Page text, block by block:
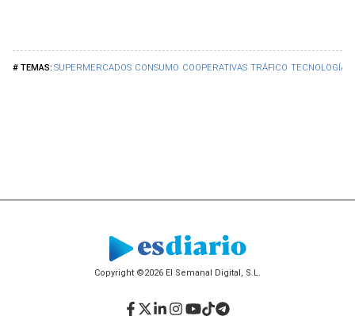
SUPERMERCADOS CONSUMO COOPERATIVAS TRÁFICO TECNOLOGÍA
Copyright ©2026 El Semanal Digital, S.L.
Facebook
Twitter
LinkedIn
Instagram
YouTube
TikTok
Telegram